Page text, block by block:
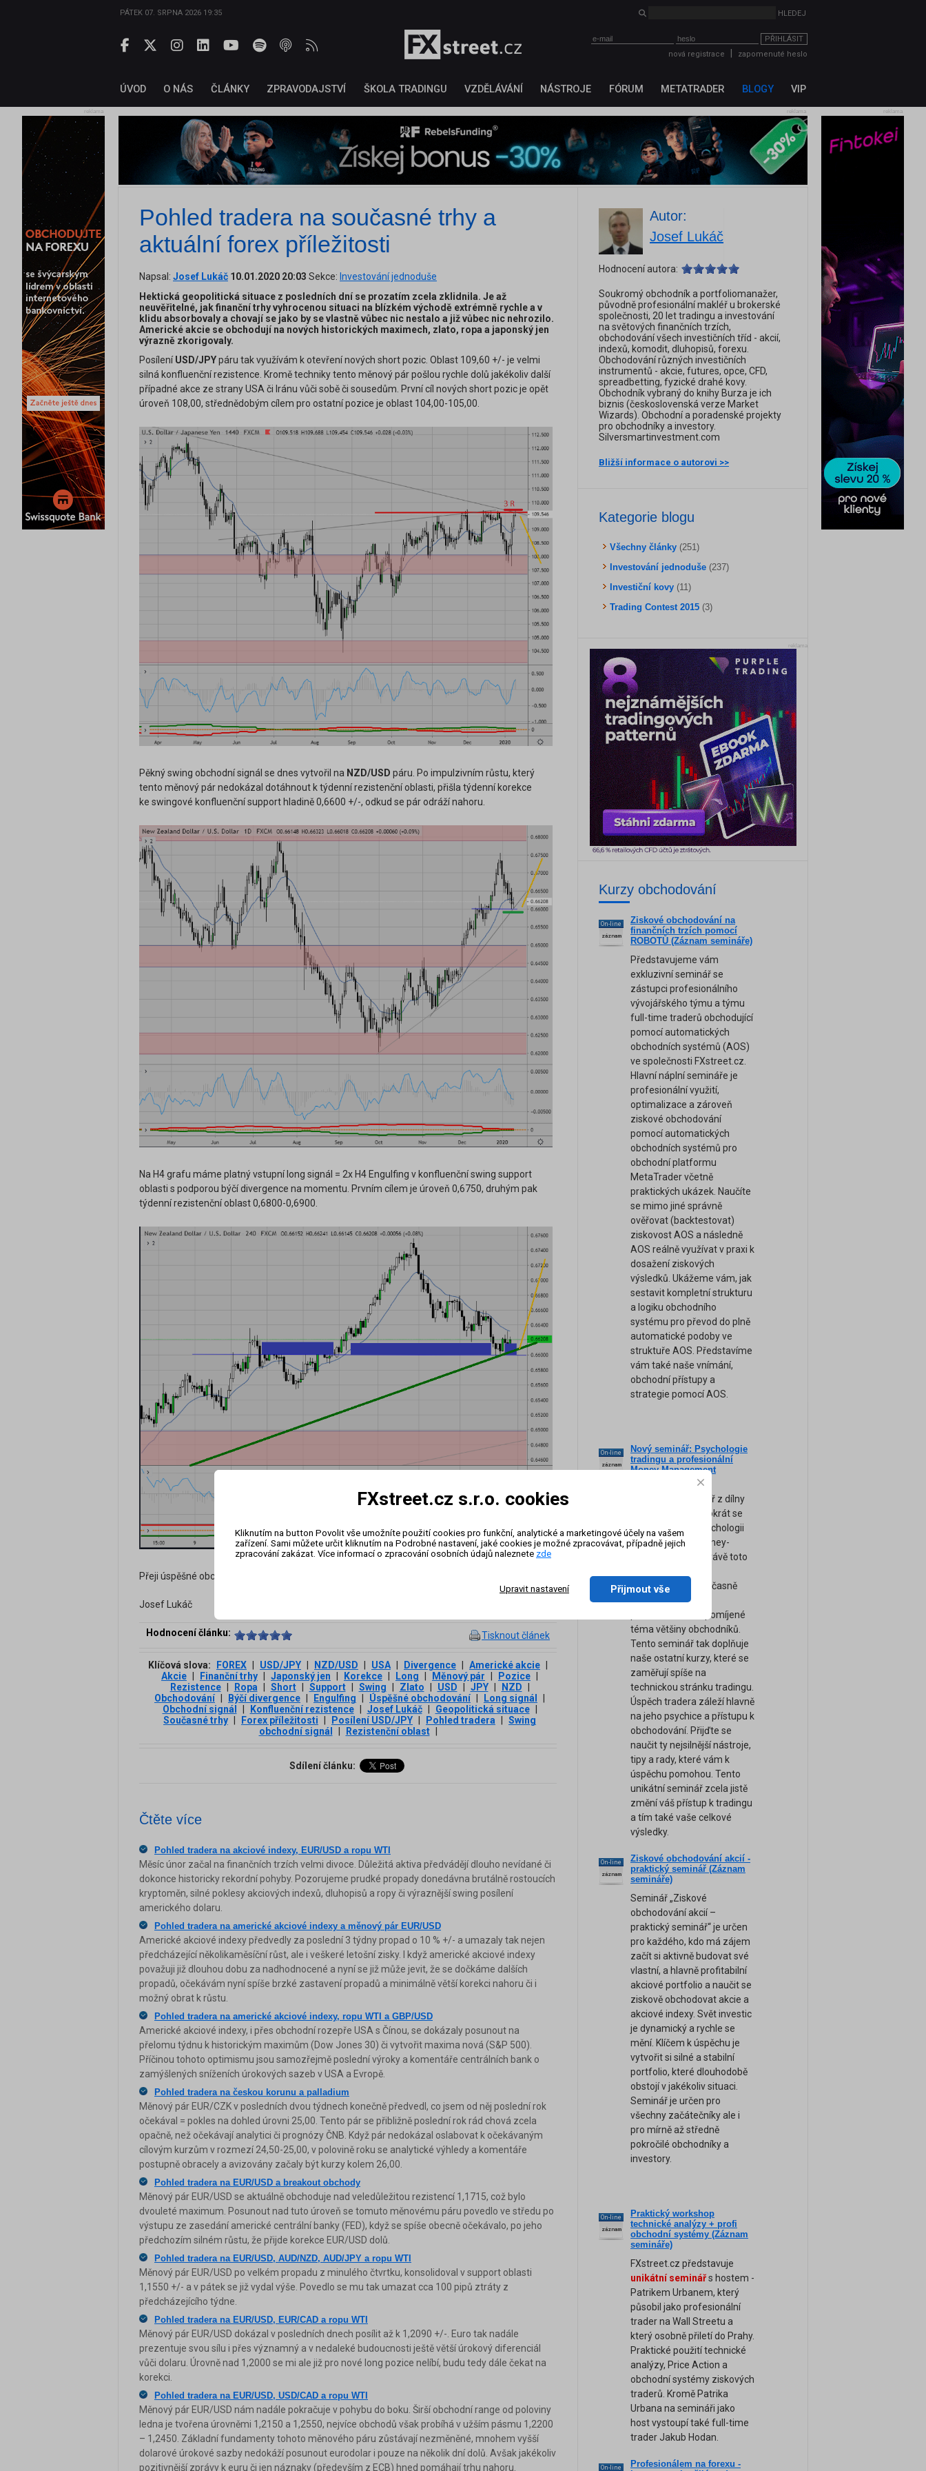
PÁTEK 07. SRPNA 2026 19:35
PŘIHLÁSIT
nová registrace
zapomenuté heslo
ÚVOD O NÁS ČLÁNKY ZPRAVODAJSTVÍ ŠKOLA TRADINGU VZDĚLÁVÁNÍ NÁSTROJE FÓRUM METATRADER BLOGY VIP
reklama reklama
reklama
Pohled tradera na současné trhy a
aktuální forex příležitosti
Napsal: Josef Lukáč 10.01.2020 20:03 Sekce: Investování jednoduše
Hektická geopolitická situace z posledních dní se prozatím zcela zklidnila. Je až
neuvěřitelné, jak finanční trhy vyhrocenou situaci na blízkém východě extrémně rychle a v
klidu absorbovaly a chovají se jako by se vlastně vůbec nic nestalo a již vůbec nic nehrozilo.
Americké akcie se obchodují na nových historických maximech, zlato, ropa a japonský jen
výrazně zkorigovaly.
PosíleníUSD/JPYpáru tak využívám k otevření nových short pozic. Oblast 109,60 +/- je velmi
silná konfluenční rezistence. Kromě techniky tento měnový pár pošlou rychle dolů jakékoliv další
případné akce ze strany USA či Iránu vůči sobě či sousedům. První cíl nových short pozic je opět
úroveň 108,00, střednědobým cílem pro ostatní pozice je oblast 104,00-105,00.
Pěkný swing obchodní signál se dnes vytvořil na NZD/USD páru. Po impulzivním růstu, který
tento měnový pár nedokázal dotáhnout k týdenní rezistenční oblasti, přišla týdenní korekce
ke swingové konfluenční support hladině 0,6600 +/-, odkud se pár odráží nahoru.
Na H4 grafu máme platný vstupní long signál = 2x H4 Engulfing v konfluenční swing support
oblasti s podporou býčí divergence na momentu. Prvním cílem je úroveň 0,6750, druhým pak
týdenní rezistenční oblast 0,6800-0,6900.
Přeji úspěšné obchodování!
Josef Lukáč
Hodnocení článku: Tisknout článek
Klíčová slova: FOREX USD/JPY NZD/USD USA Divergence Americké akcie
Akcie
Finanční trhy Japonský jen Korekce Long Měnový pár Pozice
Rezistence
Ropa Short Support Swing Zlato USD JPY NZD
Obchodování
Býčí divergence Engulfing Úspěšné obchodování Long signál
Obchodní signál
Konfluenční rezistence Josef Lukáč Geopolitická situace
Současné trhy
Forex příležitosti Posílení USD/JPY Pohled tradera
Swing
obchodní signál
Rezistenční oblast
Sdílení článku:
Čtěte více
Pohled tradera na akciové indexy, EUR/USD a ropu WTI
Měsíc únor začal na finančních trzích velmi divoce. Důležitá aktiva předvádějí dlouho nevídané či
dokonce historicky rekordní pohyby. Pozorujeme prudké propady donedávna brutálně rostoucích
kryptoměn, silné poklesy akciových indexů, dluhopisů a ropy či výraznější swing posílení
amerického dolaru.
Pohled tradera na americké akciové indexy a měnový pár EUR/USD
Americké akciové indexy předvedly za poslední 3 týdny propad o 10 % +/- a umazaly tak nejen
předcházející několikaměsíční růst, ale i veškeré letošní zisky. I když americké akciové indexy
považuji již dlouhou dobu za nadhodnocené a nyní se již může jevit, že se dočkáme dalších
propadů, očekávám nyní spíše brzké zastavení propadů a minimálně větší korekci nahoru či i
možný obrat k růstu.
Pohled tradera na americké akciové indexy, ropu WTI a GBP/USD
Americké akciové indexy, i přes obchodní rozepře USA s Čínou, se dokázaly posunout na
přelomu týdnu k historickým maximům (Dow Jones 30) či vytvořit maxima nová (S&P 500).
Příčinou tohoto optimismu jsou samozřejmě poslední výroky a komentáře centrálních bank o
zamýšlených sníženích úrokových sazeb v USA a Evropě.
Pohled tradera na českou korunu a palladium
Měnový pár EUR/CZK v posledních dvou týdnech konečně předvedl, co jsem od něj poslední rok
očekával = pokles na dohled úrovni 25,00. Tento pár se přibližně poslední rok rád chová zcela
opačně, než očekávají analytici či prognózy ČNB. Když pár nedokázal oslabovat k očekávaným
cílovým kurzům v rozmezí 24,50-25,00, v polovině roku se analytické výhledy a komentáře
postupně obracely a avizovány začaly být kurzy kolem 26,00.
Pohled tradera na EUR/USD a breakout obchody
Měnový pár EUR/USD se aktuálně obchoduje nad veledůležitou rezistencí 1,1715, což bylo
dvouleté maximum. Posunout nad tuto úroveň se tomuto měnovému páru povedlo ve středu po
výstupu ze zasedání americké centrální banky (FED), když se spíše obecně očekávalo, po jeho
předchozím silném růstu, že přijde korekce EUR/USD dolů.
Pohled tradera na EUR/USD, AUD/NZD, AUD/JPY a ropu WTI
Měnový pár EUR/USD po velkém propadu z minulého čtvrtku, konsolidoval v support oblasti
1,1550 +/- a v pátek se již vydal výše. Povedlo se mu tak umazat cca 100 pipů ztráty z
předcházejícího týdne.
Pohled tradera na EUR/USD, EUR/CAD a ropu WTI
Měnový pár EUR/USD dokázal v posledních dnech posílit až k 1,2090 +/-. Euro tak nadále
prezentuje svou sílu i přes významný a v nedaleké budoucnosti ještě větší úrokový diferenciál
vůči dolaru. Úrovně nad 1,2000 se mi ale již pro nové long pozice nelíbí, budu tedy dále čekat na
korekci.
Pohled tradera na EUR/USD, USD/CAD a ropu WTI
Měnový pár EUR/USD nám nadále pokračuje v pohybu do boku. Širší obchodní range od poloviny
ledna je tvořena úrovněmi 1,2150 a 1,2550, nejvíce obchodů však probíhá v užším pásmu 1,2200
– 1,2450. Základní fundamenty tohoto měnového páru zůstávají nezměněné, mnohem vyšší
dolarové úrokové sazby nedokáží posunout eurodolar i pouze na několik dní dolů. Avšak jakékoliv
pozitivnější zprávy k euru či jen náznaky (především z ECB) hned pomáhají trhu nahoru.
Autor:
Josef Lukáč
Hodnocení autora:
Soukromý obchodník a portfoliomanažer,
původně profesionální makléř u brokerské
společnosti, 20 let tradingu a investování
na světových finančních trzích,
obchodování všech investičních tříd - akcií,
indexů, komodit, dluhopisů, forexu.
Obchodování různých investičních
instrumentů - akcie, futures, opce, CFD,
spreadbetting, fyzické drahé kovy.
Obchodník vybraný do knihy Burza je ich
biznis (československá verze Market
Wizards). Obchodní a poradenské projekty
pro obchodníky a investory.
Silversmartinvestment.com
Bližší informace o autorovi >>
Kategorie blogu
Všechny články (251)
Investování jednoduše (237)
Investiční kovy (11)
Trading Contest 2015 (3)
reklama
Kurzy obchodování
On-line
záznam
Ziskové obchodování na
finančních trzích pomocí
ROBOTŮ (Záznam semináře)
Představujeme vám
exkluzivní seminář se
zástupci profesionálního
vývojářského týmu a týmu
full-time traderů obchodující
pomocí automatických
obchodních systémů (AOS)
ve společnosti FXstreet.cz.
Hlavní náplní semináře je
profesionální využití,
optimalizace a zároveň
ziskové obchodování
pomocí automatických
obchodních systémů pro
obchodní platformu
MetaTrader včetně
praktických ukázek. Naučíte
se mimo jiné správně
ověřovat (backtestovat)
ziskovost AOS a následně
AOS reálně využívat v praxi k
dosažení ziskových
výsledků. Ukážeme vám, jak
sestavit kompletní strukturu
a logiku obchodního
systému pro převod do plně
automatické podoby ve
struktuře AOS. Představíme
vám také naše vnímání,
obchodní přístupy a
strategie pomocí AOS.
On-line
záznam
Nový seminář: Psychologie
tradingu a profesionální
Money-Management
(Záznam semináře)
Zcela nový seminář z dílny
FXstreet.cz a tentokrát se
zaměřením na psychologii
obchodování a money-
management. A právě toto
nejdůležitější a současně
bohužel nejvíce
podceňované a opomíjené
téma většiny obchodníků.
Tento seminář tak doplňuje
naše ostatní kurzy, které se
zaměřují spíše na
technickou stránku tradingu.
Úspěch tradera záleží hlavně
na jeho psychice a přístupu k
obchodování. Přijďte se
naučit ty nejsilnější nástroje,
tipy a rady, které vám k
úspěchu pomohou. Tento
unikátní seminář zcela jistě
změní váš přístup k tradingu
a tím také vaše celkové
výsledky.
On-line
záznam
Ziskové obchodování akcií -
praktický seminář (Záznam
semináře)
Seminář „Ziskové
obchodování akcií –
praktický seminář“ je určen
pro každého, kdo má zájem
začít si aktivně budovat své
vlastní, a hlavně profitabilní
akciové portfolio a naučit se
ziskově obchodovat akcie a
akciové indexy. Svět investic
je dynamický a rychle se
mění. Klíčem k úspěchu je
vytvořit si silné a stabilní
portfolio, které dlouhodobě
obstojí v jakékoliv situaci.
Seminář je určen pro
všechny začátečníky ale i
pro mírně až středně
pokročilé obchodníky a
investory.
On-line
záznam
Praktický workshop
technické analýzy + profi
obchodní systémy (Záznam
semináře)
FXstreet.cz představuje
unikátní seminářs hostem -
Patrikem Urbanem, který
působil jako profesionální
trader na Wall Streetu a
který osobně přiletí do Prahy.
Praktické použití technické
analýzy, Price Action a
obchodní systémy ziskových
traderů. Kromě Patrika
Urbana na semináři jako
host vystoupí také full-time
trader Jakub Hodan.
On-line
Profesionálem na forexu -
FXstreet.cz s.r.o. cookies
Kliknutím na button Povolit vše umožníte použití cookies pro funkční, analytické a marketingové účely na vašem
zařízení. Sami můžete určit kliknutím na Podrobné nastavení, jaké cookies je možné zpracovávat, případně jejich
zpracování zakázat. Více informací o zpracování osobních údajů naleznete zde
Upravit nastavení Přijmout vše